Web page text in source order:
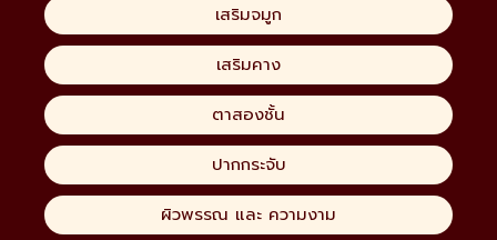
เสริมจมูก
เสริมคาง
ตาสองชั้น
ปากกระจับ
ผิวพรรณ และ ความงาม